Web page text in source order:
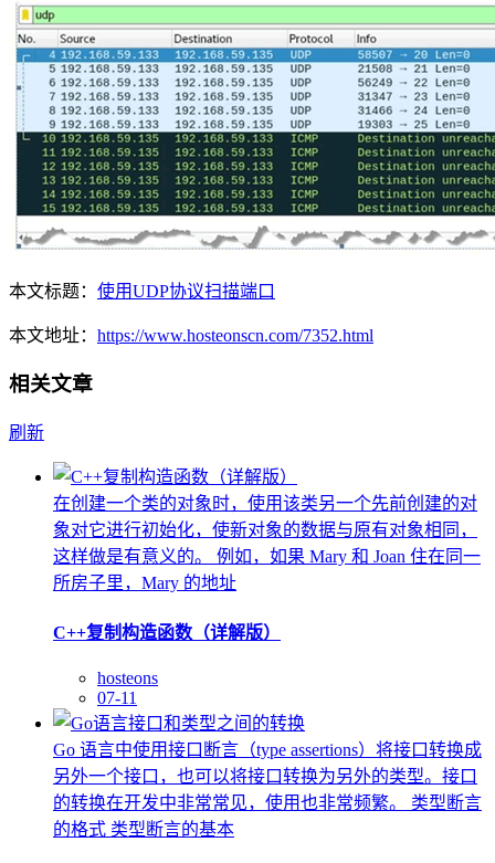
本文标题： 使用UDP协议扫描端口
本文地址： https://www.hosteonscn.com/7352.html
相关文章
刷新
在创建一个类的对象时，使用该类另一个先前创建的对
象对它进行初始化，使新对象的数据与原有对象相同，
这样做是有意义的。 例如，如果 Mary 和 Joan 住在同一
所房子里，Mary 的地址
C++复制构造函数（详解版）
hosteons
07-11
Go 语言中使用接口断言（type assertions）将接口转换成
另外一个接口，也可以将接口转换为另外的类型。接口
的转换在开发中非常常见，使用也非常频繁。 类型断言
的格式 类型断言的基本